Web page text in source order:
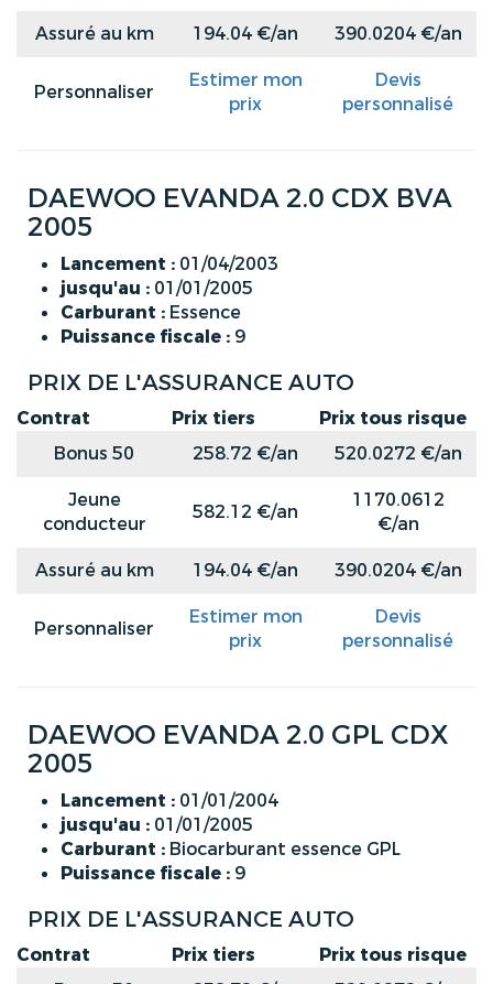
Assuré au km
194.04 €/an 390.0204 €/an
Personnaliser
Estimer mon
prix
Devis
personnalisé
DAEWOO EVANDA 2.0 CDX BVA
2005
Lancement : 01/04/2003
jusqu'au : 01/01/2005
Carburant : Essence
Puissance fiscale : 9
PRIX DE L'ASSURANCE AUTO
Contrat Prix tiers
Prix tous risque
Bonus 50
258.72 €/an
520.0272 €/an
Jeune
conducteur
582.12 €/an
1170.0612
€/an
Assuré au km
194.04 €/an 390.0204 €/an
Personnaliser
Estimer mon
prix
Devis
personnalisé
DAEWOO EVANDA 2.0 GPL CDX
2005
Lancement : 01/01/2004
jusqu'au : 01/01/2005
Carburant : Biocarburant essence GPL
Puissance fiscale : 9
PRIX DE L'ASSURANCE AUTO
Contrat Prix tiers
Prix tous risque